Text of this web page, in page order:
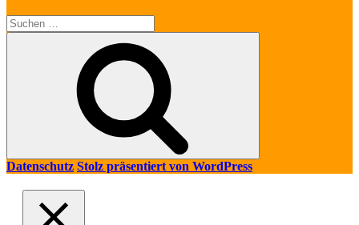
Suche
nach:
Datenschutz Stolz präsentiert von WordPress